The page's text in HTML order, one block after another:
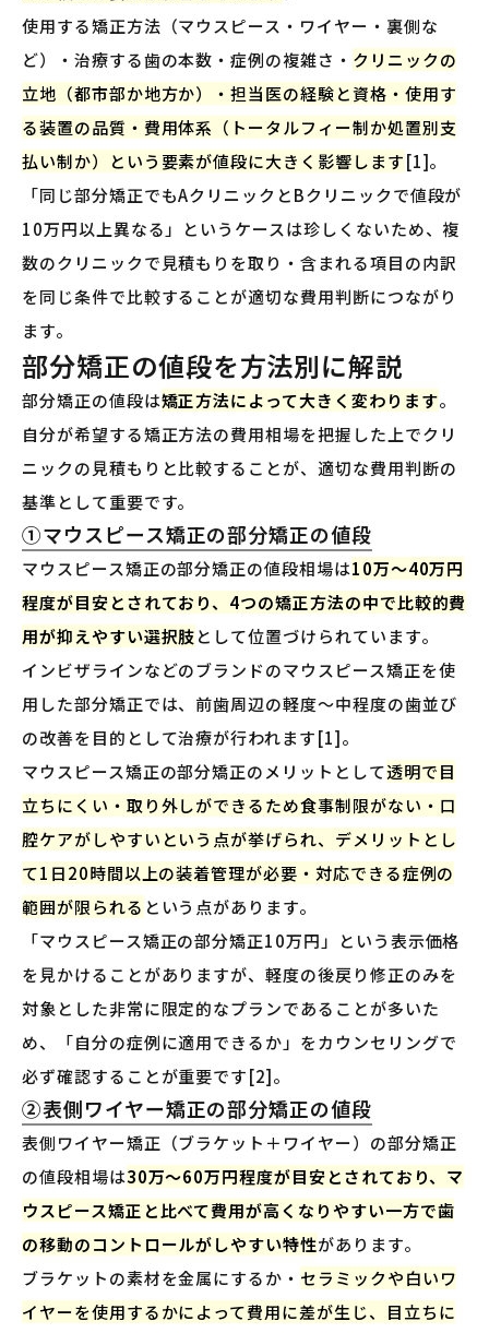
使用する矯正方法（マウスピース・ワイヤー・裏側な
ど）・治療する歯の本数・症例の複雑さ・ クリニックの
立地（都市部か地方か）・担当医の経験と資格・使用す
る装置の品質・費用体系（トータルフィー制か処置別支
払い制か）という要素が値段に大きく影響します[1]。
「同じ部分矯正でもAクリニックとBクリニックで値段が
10万円以上異なる」というケースは珍しくないため、複
数のクリニックで見積もりを取り・含まれる項目の内訳
を同じ条件で比較することが適切な費用判断につながり
ます。
部分矯正の値段を方法別に解説
部分矯正の値段は矯正方法によって大きく変わります。
自分が希望する矯正方法の費用相場を把握した上でクリ
ニックの見積もりと比較することが、適切な費用判断の
基準として重要です。
①マウスピース矯正の部分矯正の値段
マウスピース矯正の部分矯正の値段相場は10万〜40万円
程度が目安とされており、4つの矯正方法の中で比較的費
用が抑えやすい選択肢として位置づけられています。
インビザラインなどのブランドのマウスピース矯正を使
用した部分矯正では、前歯周辺の軽度〜中程度の歯並び
の改善を目的として治療が行われます[1]。
マウスピース矯正の部分矯正のメリットとして透明で目
立ちにくい・取り外しができるため食事制限がない・口
腔ケアがしやすいという点が挙げられ、デメリットとし
て1日20時間以上の装着管理が必要・対応できる症例の
範囲が限られる という点があります。
「マウスピース矯正の部分矯正10万円」という表示価格
を見かけることがありますが、軽度の後戻り修正のみを
対象とした非常に限定的なプランであることが多いた
め、「自分の症例に適用できるか」をカウンセリングで
必ず確認することが重要です[2]。
②表側ワイヤー矯正の部分矯正の値段
表側ワイヤー矯正（ブラケット＋ワイヤー）の部分矯正
の値段相場は30万〜60万円程度が目安とされており、マ
ウスピース矯正と比べて費用が高くなりやすい一方で歯
の移動のコントロールがしやすい特性があります。
ブラケットの素材を金属にするか・ セラミックや白いワ
イヤーを使用するかによって費用に差が生じ、目立ちに